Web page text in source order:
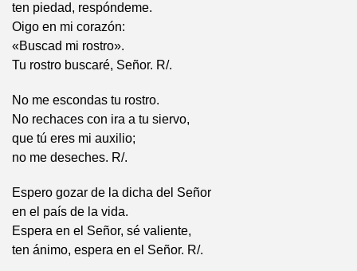
ten piedad, respóndeme.
Oigo en mi corazón:
«Buscad mi rostro».
Tu rostro buscaré, Señor. R/.
No me escondas tu rostro.
No rechaces con ira a tu siervo,
que tú eres mi auxilio;
no me deseches. R/.
Espero gozar de la dicha del Señor
en el país de la vida.
Espera en el Señor, sé valiente,
ten ánimo, espera en el Señor. R/.